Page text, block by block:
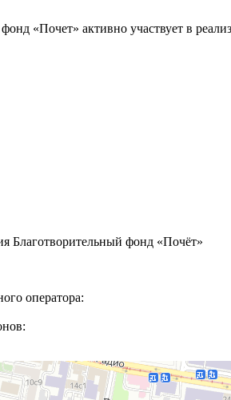
«Почет» активно участвует в
Благотворительный фонд «Почёт»
оператора: